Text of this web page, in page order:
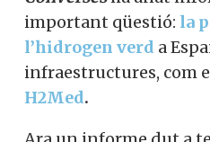
Converses ha anat
aquesta important
de l’hidrogen verd
a
infraestructures, com el